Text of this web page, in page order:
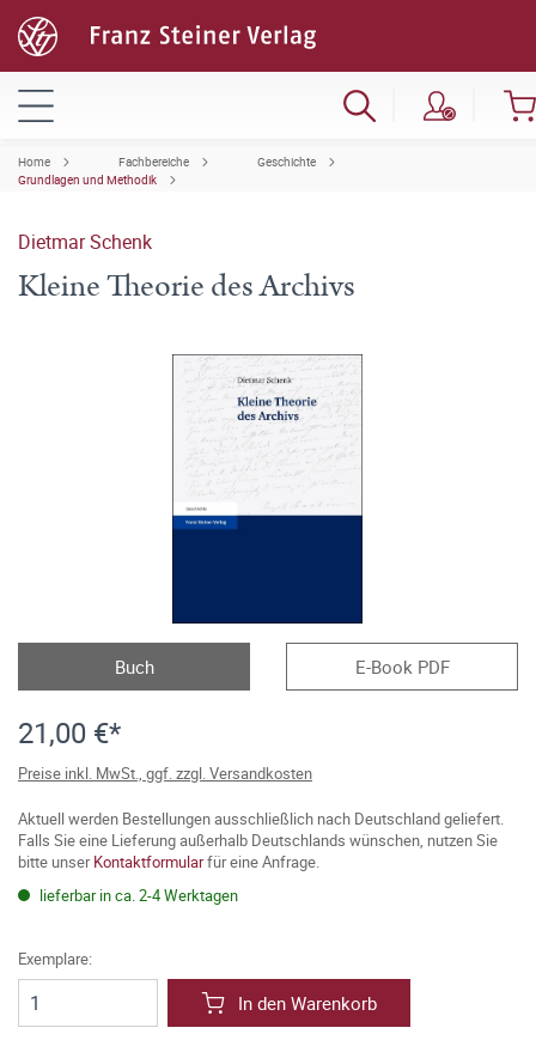
Home Fachbereiche
Geschichte
Grundlagen und Methodik
Dietmar Schenk
Kleine Theorie des Archivs
Buch E-Book PDF
21,00 €*
Preise inkl. MwSt., ggf. zzgl. Versandkosten
Aktuell werden Bestellungen ausschließlich nach Deutschland geliefert.
Falls Sie eine Lieferung außerhalb Deutschlands wünschen, nutzen Sie
bitte unserKontaktformularfür eine Anfrage.
lieferbar in ca. 2-4 Werktagen
Exemplare:
In den Warenkorb